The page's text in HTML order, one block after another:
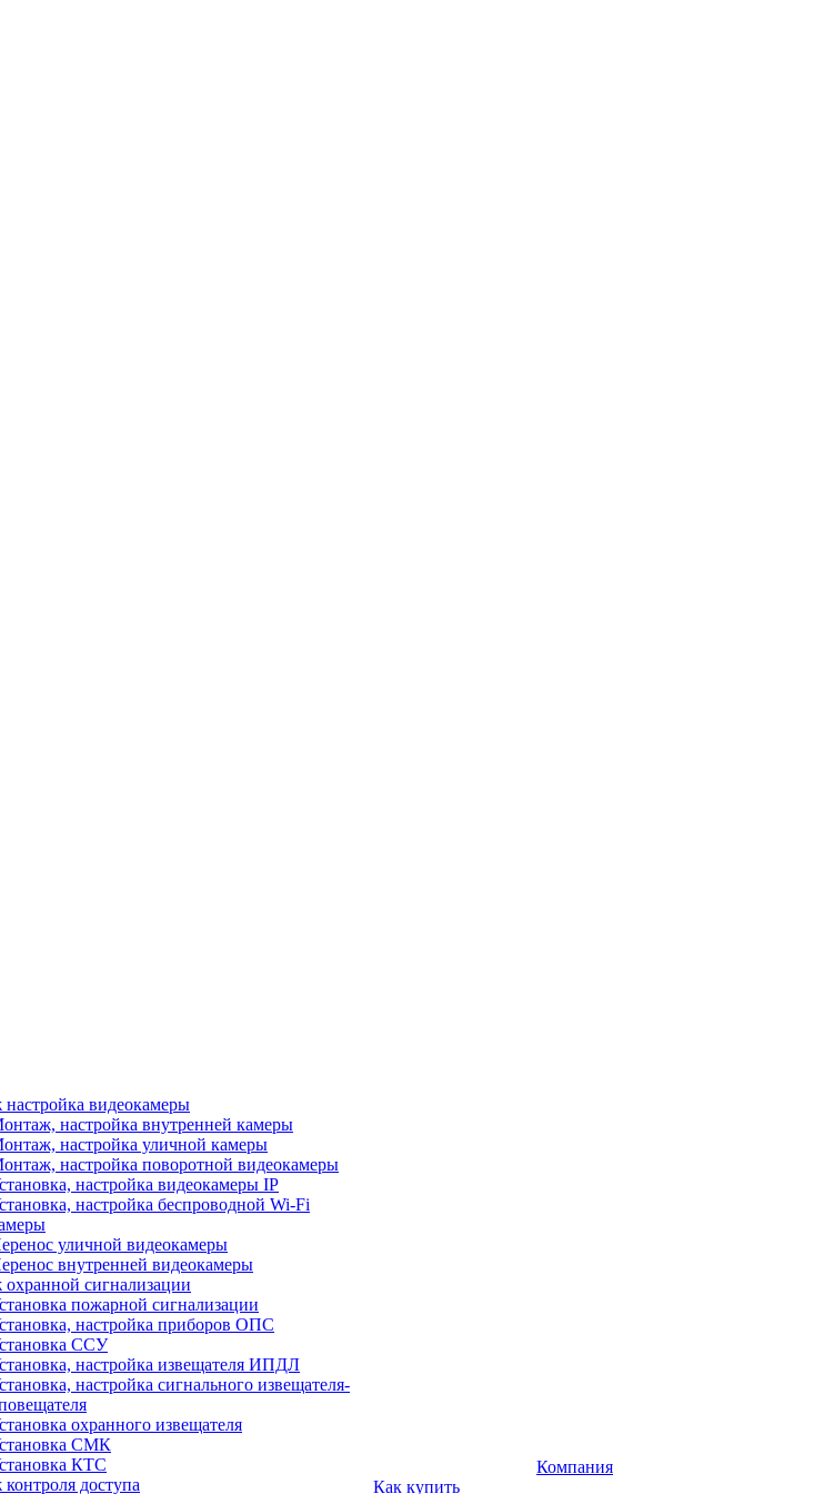
видеокамеры
настройка внутренней камеры
настройка уличной камеры
настройка поворотной видеокамеры
настройка видеокамеры IP
настройка беспроводной Wi-Fi
уличной видеокамеры
внутренней видеокамеры
сигнализации
пожарной сигнализации
настройка приборов ОПС
ССУ
настройка извещателя ИПДЛ
настройка сигнального извещателя-
охранного извещателя
СМК
КТС
доступа
Как купить
Компания